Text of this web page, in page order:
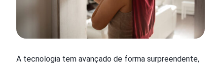
A tecnologia tem avançado de forma surpreendente,